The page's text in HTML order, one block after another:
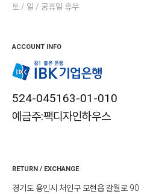
토 / 일 / 공휴일 휴무
ACCOUNT INFO
524-045163-01-010
예금주:팩디자인하우스
RETURN / EXCHANGE
경기도 용인시 처인구 모현읍 갈월로 90